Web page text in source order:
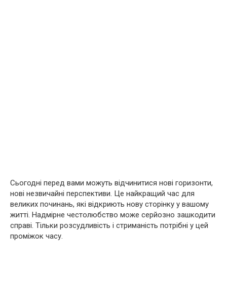
Сьогодні перед вами можуть відчинитися нові горизонти,
нові незвичайні перспективи. Це найкращий час для
великих починань, які відкриють нову сторінку у вашому
житті. Надмірне честолюбство може серйозно зашкодити
справі. Тільки розсудливість і стриманість потрібні у цей
проміжок часу.